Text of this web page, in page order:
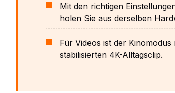
Mit den richtigen
holen Sie aus derselben
Für Videos ist der
stabilisierten 4K-Alltagsclip.